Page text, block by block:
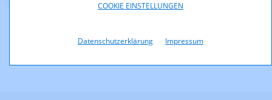
COOKIE EINSTELLUNGEN
Datenschutzerklärung Impressum